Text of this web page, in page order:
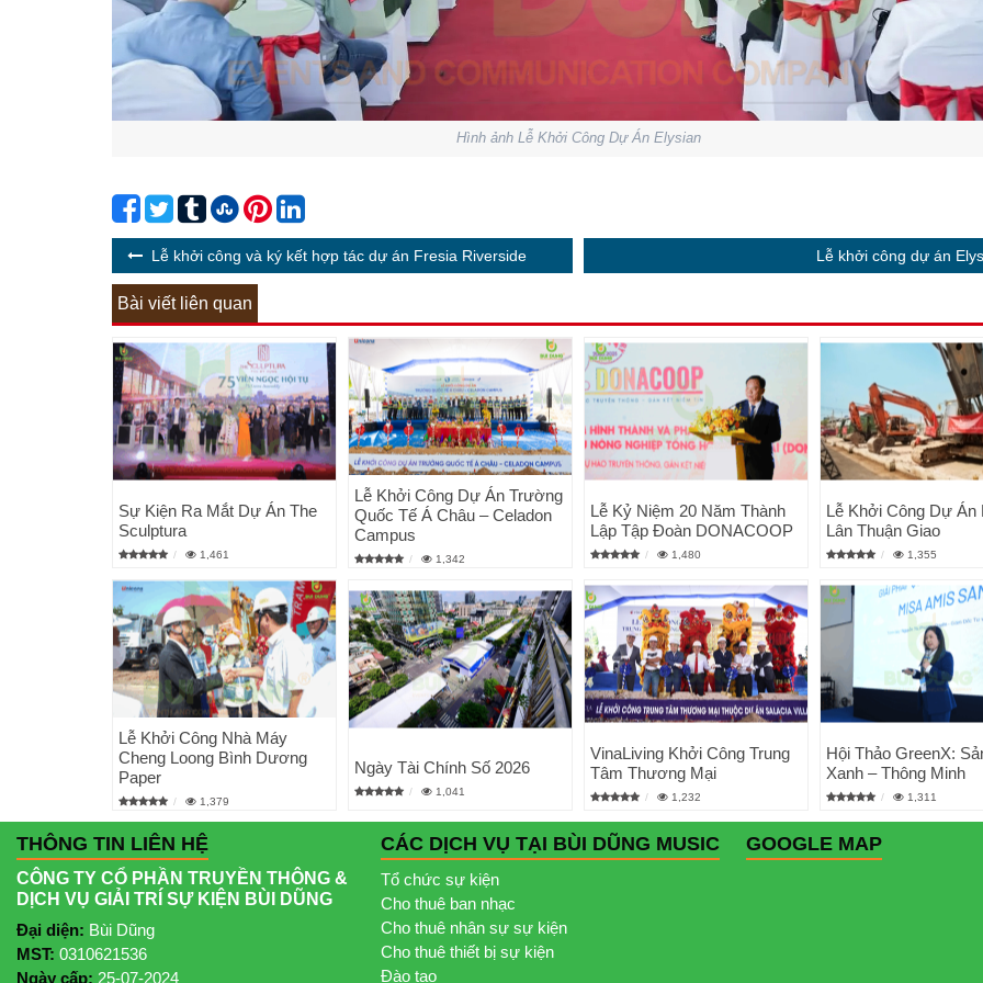
Hình ảnh Lễ Khởi Công Dự Án Elysian
Lễ khởi công và ký kết hợp tác dự án Fresia Riverside Lễ khởi công dự án
Bài viết liên quan
Sự Kiện Ra Mắt Dự Án The
Sculptura
1,461
Lễ Khởi Công Dự Án Trường
Quốc Tế Á Châu – Celadon
Campus
1,342
Lễ Kỷ Niệm 20 Năm Thành
Lập Tập Đoàn DONACOOP
1,480
Lễ Khởi Công Dự Án
Lân Thuận Giao
1,355
Lễ Khởi Công Nhà Máy
Cheng Loong Bình Dương
Paper
1,379
Ngày Tài Chính Số 2026
1,041
VinaLiving Khởi Công Trung
Tâm Thương Mại
1,232
Hội Thảo GreenX:
Xanh – Thông Minh
1,311
THÔNG TIN LIÊN HỆ
CÔNG TY CỔ PHẦN TRUYỀN THÔNG &
DỊCH VỤ GIẢI TRÍ SỰ KIỆN BÙI DŨNG
Đại diện: Bùi Dũng
MST: 0310621536
Ngày cấp: 25-07-2024
CÁC DỊCH VỤ TẠI BÙI DŨNG MUSIC
Tổ chức sự kiện
Cho thuê ban nhạc
Cho thuê nhân sự sự kiện
Cho thuê thiết bị sự kiện
Đào tạo
GOOGLE MAP